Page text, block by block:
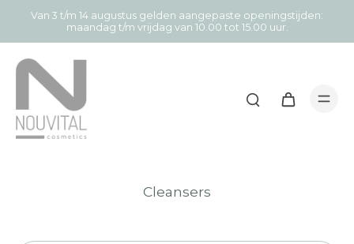
Van 3 t/m 14 augustus gelden aangepaste openingstijden:
maandag t/m vrijdag van 10.00 tot 15.00 uur.
Cleansers